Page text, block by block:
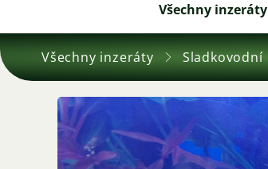
Všechny inzeráty
Všechny inzeráty Sladkovodní